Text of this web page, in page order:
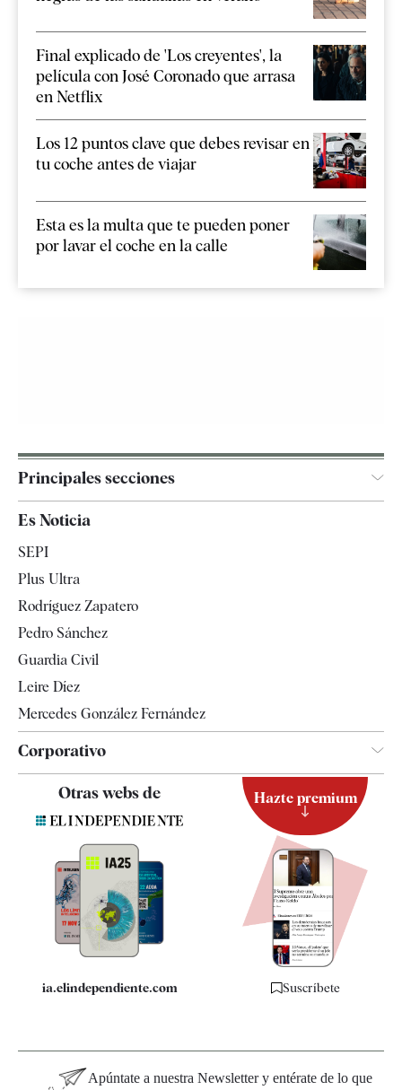
Final explicado de 'Los creyentes', la
película con José Coronado que arrasa
en Netflix
Los 12 puntos clave que debes revisar en
tu coche antes de viajar
Esta es la multa que te pueden poner
por lavar el coche en la calle
Principales secciones
Televisión
Es Noticia
SEPI
Plus Ultra
Rodríguez Zapatero
Pedro Sánchez
Guardia Civil
Leire Díez
Mercedes González Fernández
Corporativo
Quiénes somos
Especificaciones
Otras webs de
ia.elindependiente.com
Hazte premium
Suscríbete
Apúntate a nuestra Newsletter y entérate de lo que